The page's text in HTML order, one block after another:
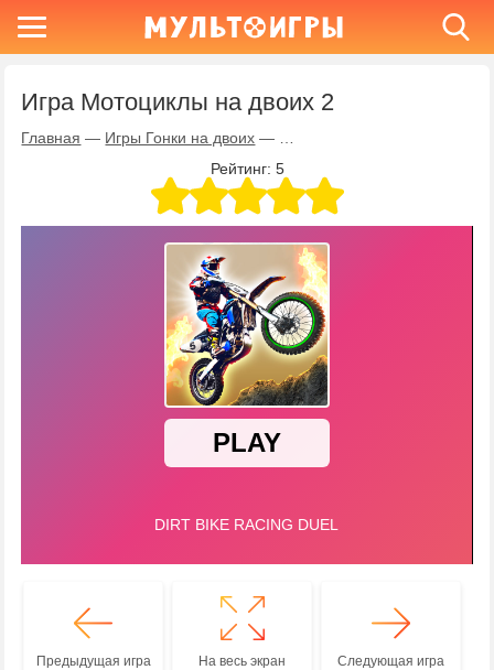
Игра Мотоциклы на двоих 2
Главная — Игры Гонки на двоих —
Рейтинг: 5
Предыдущая игра На весь экран Следующая игра